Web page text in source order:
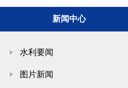
新闻中心
水利要闻
图片新闻